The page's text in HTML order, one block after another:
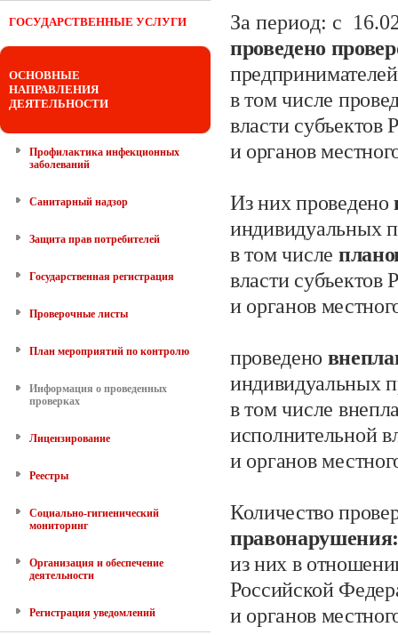
ГОСУДАРСТВЕННЫЕ УСЛУГИ
ОСНОВНЫЕ
НАПРАВЛЕНИЯ
ДЕЯТЕЛЬНОСТИ
Профилактика инфекционных
заболеваний
Санитарный надзор
Защита прав потребителей
Государственная регистрация
Проверочные листы
План мероприятий по контролю
Информация о проведенных
проверках
Лицензирование
Реестры
Социально-гигиенический
мониторинг
Организация и обеспечение
деятельности
Регистрация уведомлений
За период: с
проведено
в том числе
власти субъектов
и органов
Из них проведено
индивидуальных
в том числе
власти
и органов
проведено
индивидуальных
в том числе
исполнительной
и органов
Количество
из них в
Российской
и органов